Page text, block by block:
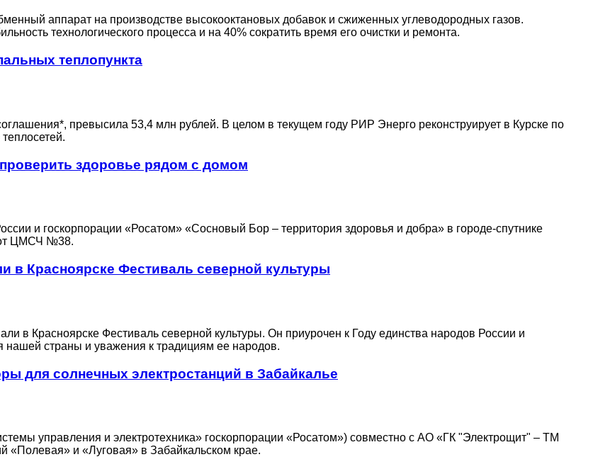
аппарат на производстве высокооктановых добавок и сжиженных углеводородных газов.
технологического процесса и на 40% сократить время его очистки и ремонта.
теплопункта
превысила 53,4 млн рублей. В целом в текущем году РИР Энерго реконструирует в Курске по
здоровье рядом с домом
и госкорпорации «Росатом» «Сосновый Бор – территория здоровья и добра» в городе-спутнике
от ЦМСЧ №38.
Красноярске Фестиваль северной культуры
в Красноярске Фестиваль северной культуры. Он приурочен к Году единства народов России и
нашей страны и уважения к традициям ее народов.
для солнечных электростанций в Забайкалье
управления и электротехника» госкорпорации «Росатом») совместно с АО «ГК "Электрощит" – ТМ
«Полевая» и «Луговая» в Забайкальском крае.